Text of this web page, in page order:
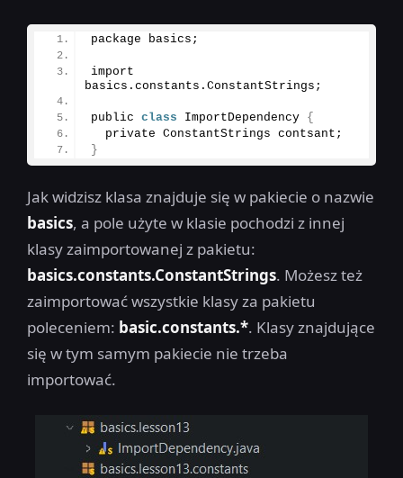
package basics;
import
basics. constants . ConstantStrings ;
public class ImportDependency {
  private ConstantStrings contsant;
}
Jak widzisz klasa znajduje się w pakiecie o nazwie
basics, a pole użyte w klasie pochodzi z innej
klasy zaimportowanej z pakietu:
basics.constants.ConstantStrings. Możesz też
zaimportować wszystkie klasy za pakietu
poleceniem: basic.constants.*. Klasy znajdujące
się w tym samym pakiecie nie trzeba
importować.